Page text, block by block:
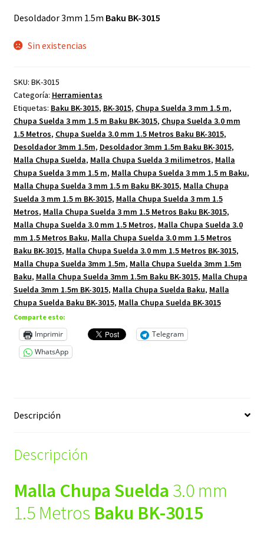
Desoldador 3mm 1.5m Baku BK-3015
Sin existencias
SKU: BK-3015
Categoría: Herramientas
Etiquetas: Baku BK-3015, BK-3015, Chupa Suelda 3 mm 1.5 m,
Chupa Suelda 3 mm 1.5 m Baku BK-3015, Chupa Suelda 3.0 mm
1.5 Metros, Chupa Suelda 3.0 mm 1.5 Metros Baku BK-3015,
Desoldador 3mm 1.5m, Desoldador 3mm 1.5m Baku BK-3015,
Malla Chupa Suelda, Malla Chupa Suelda 3 milimetros, Malla
Chupa Suelda 3 mm 1.5 m, Malla Chupa Suelda 3 mm 1.5 m Baku,
Malla Chupa Suelda 3 mm 1.5 m Baku BK-3015, Malla Chupa
Suelda 3 mm 1.5 m BK-3015, Malla Chupa Suelda 3 mm 1.5
Metros, Malla Chupa Suelda 3 mm 1.5 Metros Baku BK-3015,
Malla Chupa Suelda 3.0 mm 1.5 Metros, Malla Chupa Suelda 3.0
mm 1.5 Metros Baku, Malla Chupa Suelda 3.0 mm 1.5 Metros
Baku BK-3015, Malla Chupa Suelda 3.0 mm 1.5 Metros BK-3015,
Malla Chupa Suelda 3mm 1.5m, Malla Chupa Suelda 3mm 1.5m
Baku, Malla Chupa Suelda 3mm 1.5m Baku BK-3015, Malla Chupa
Suelda 3mm 1.5m BK-3015, Malla Chupa Suelda Baku, Malla
Chupa Suelda Baku BK-3015, Malla Chupa Suelda BK-3015
Comparte esto:
Imprimir
Telegram
WhatsApp
Descripción
Descripción
Malla Chupa Suelda 3.0 mm
1.5 Metros Baku BK-3015